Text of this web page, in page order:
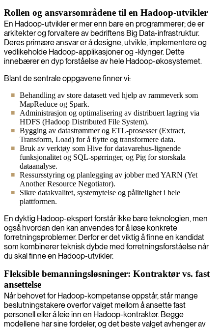
Rollen og ansvarsområdene til en Hadoop-utvikler
En Hadoop-utvikler er mer enn bare en programmerer; de er
arkitekter og forvaltere av bedriftens Big Data-infrastruktur.
Deres primære ansvar er å designe, utvikle, implementere og
vedlikeholde Hadoop-applikasjoner og -klynger. Dette
innebærer en dyp forståelse av hele Hadoop-økosystemet.
Blant de sentrale oppgavene finner vi:
Behandling av store datasett ved hjelp av rammeverk som
MapReduce og Spark.
Administrasjon og optimalisering av distribuert lagring via
HDFS (Hadoop Distributed File System).
Bygging av datastrømmer og ETL-prosesser (Extract,
Transform, Load) for å flytte og transformere data.
Bruk av verktøy som Hive for datavarehus-lignende
funksjonalitet og SQL-spørringer, og Pig for storskala
dataanalyse.
Ressursstyring og planlegging av jobber med YARN (Yet
Another Resource Negotiator).
Sikre datakvalitet, systemytelse og pålitelighet i hele
plattformen.
En dyktig Hadoop-ekspert forstår ikke bare teknologien, men
også hvordan den kan anvendes for å løse konkrete
forretningsproblemer. Derfor er det viktig å finne en kandidat
som kombinerer teknisk dybde med forretningsforståelse når
du skal finne en Hadoop-utvikler.
Fleksible bemanningsløsninger: Kontraktør vs. fast
ansettelse
Når behovet for Hadoop-kompetanse oppstår, står mange
beslutningstakere overfor valget mellom å ansette fast
personell eller å leie inn en Hadoop-kontraktør. Begge
modellene har sine fordeler, og det beste valget avhenger av